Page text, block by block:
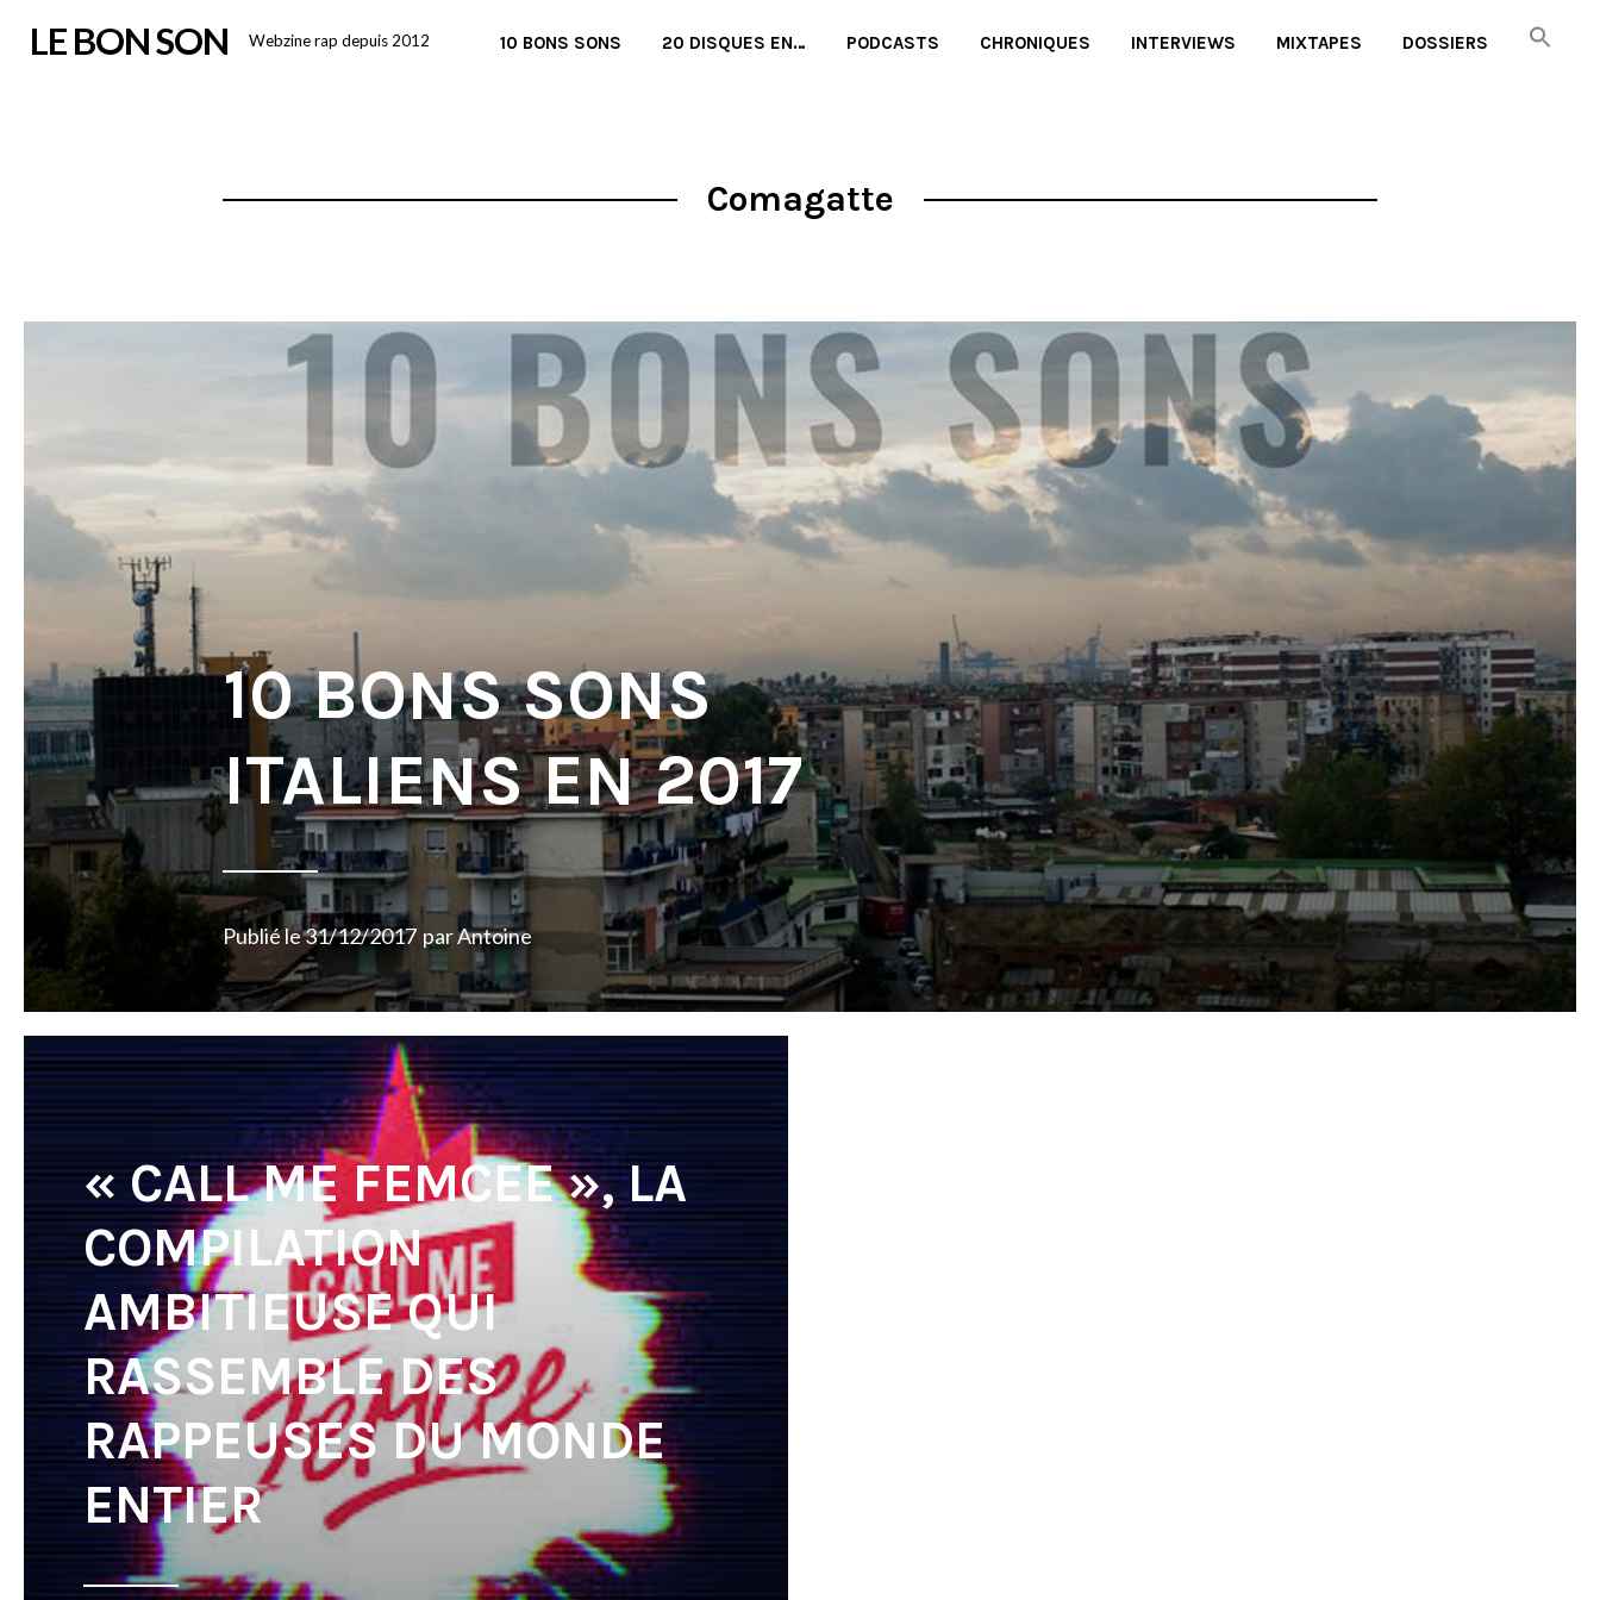
LE BON SON Webzine rap depuis 2012 10 BONS SONS 20 DISQUES EN… PODCASTS CHRONIQUES INTERVIEWS MIXTAPES DOSSIERS
Comagatte
10 BONS SONS
ITALIENS EN 2017
Publié le31/12/2017 parAntoine
« CALL ME FEMCEE », LA
COMPILATION
AMBITIEUSE QUI
RASSEMBLE DES
RAPPEUSES DU MONDE
ENTIER